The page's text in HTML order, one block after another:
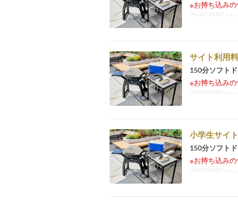
※お持ち込み
Date valide 01
サイト利用
150分ソフト
※お持ち込み
Date valide 01
小学生サイ
150分ソフト
※お持ち込み
Date valide 01